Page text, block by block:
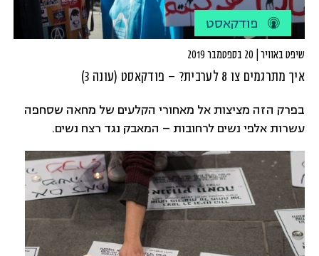
פודקאסט
שיפט באוויר | 20 בספטמבר 2019
איך מתרגמים צו 8 לערבית? – פודקאסט (עונה 3)
בפרק הזה מציצות אל מאחורי הקלעים של מחאה שסחפה
עשרות אלפי נשים לרחובות – המאבק נגד רצח נשים.